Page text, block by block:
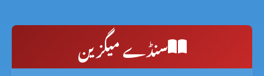
سنڈے میگزین